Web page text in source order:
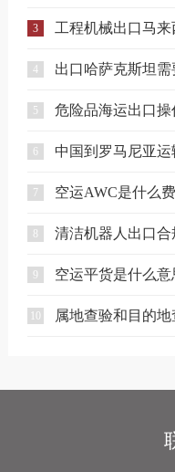
3 工程机械出口马
4
5 危险品海运出口
6 中国到罗马尼亚
7
8 清洁机器人出口
9
10